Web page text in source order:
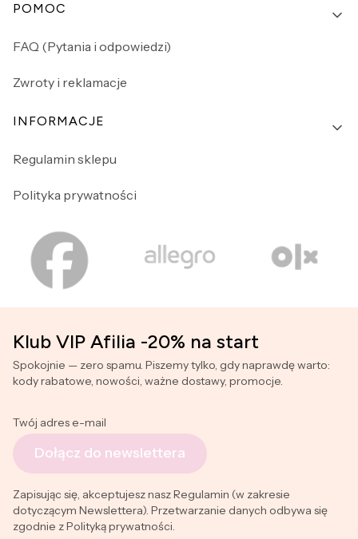
POMOC
FAQ (Pytania i odpowiedzi)
Zwroty i reklamacje
INFORMACJE
Regulamin sklepu
Polityka prywatności
Klub VIP Afilia -20% na start
Spokojnie — zero spamu. Piszemy tylko, gdy naprawdę warto:
kody rabatowe, nowości, ważne dostawy, promocje.
Twój adres e-mail
Dołącz do newslettera
Zapisując się, akceptujesz nasz Regulamin (w zakresie
dotyczącym Newslettera). Przetwarzanie danych odbywa się
zgodnie z Polityką prywatności.